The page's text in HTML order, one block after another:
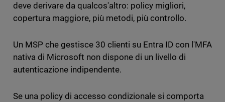
deve derivare da qualcos'altro: policy migliori,
copertura maggiore, più metodi, più controllo.
Un MSP che gestisce 30 clienti su Entra ID con l'MFA
nativa di Microsoft non dispone di un livello di
autenticazione indipendente.
Se una policy di accesso condizionale si comporta